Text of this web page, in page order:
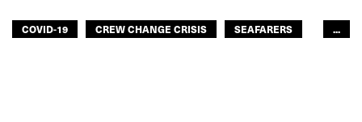
COVID-19 CREW CHANGE CRISIS
SEAFARERS
...